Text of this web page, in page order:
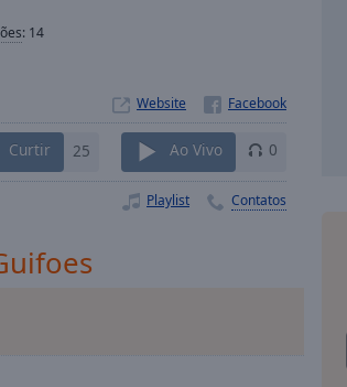
: 14
Website
Curtir 25 Ao Vivo 0
Playlist Contatos